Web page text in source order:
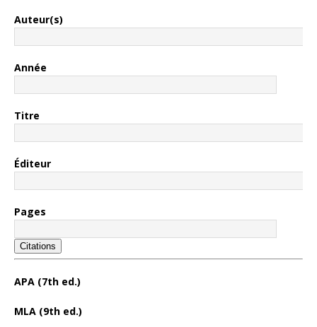
Auteur(s)
Année
Titre
Éditeur
Pages
Citations
APA (7th ed.)
MLA (9th ed.)